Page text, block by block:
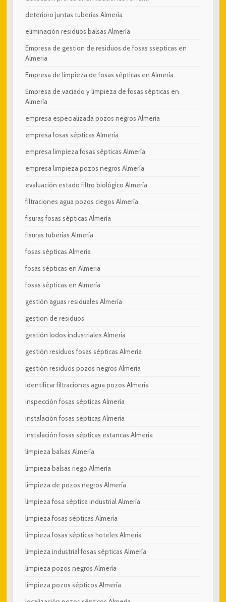
deterioro juntas tuberías Almería
eliminación residuos balsas Almería
Empresa de gestion de residuos de fosas ssepticas en
Almeria
Empresa de limpieza de fosas sépticas en Almería
Empresa de vaciado y limpieza de fosas sépticas en
Almería
empresa especializada pozos negros Almería
empresa fosas sépticas Almería
empresa limpieza fosas sépticas Almería
empresa limpieza pozos negros Almería
evaluación estado filtro biológico Almería
filtraciones agua pozos ciegos Almería
fisuras fosas sépticas Almería
fisuras tuberías Almería
fosas sépticas Almería
fosas sépticas en Almeria
fosas sépticas en Almería
gestión aguas residuales Almería
gestion de residuos
gestión lodos industriales Almería
gestión residuos fosas sépticas Almería
gestión residuos pozos negros Almería
identificar filtraciones agua pozos Almería
inspección fosas sépticas Almería
instalación fosas sépticas Almería
instalación fosas sépticas estancas Almería
limpieza balsas Almería
limpieza balsas riego Almería
limpieza de pozos negros Almería
limpieza fosa séptica industrial Almería
limpieza fosas sépticas Almería
limpieza fosas sépticas hoteles Almería
limpieza industrial fosas sépticas Almería
limpieza pozos negros Almería
limpieza pozos sépticos Almería